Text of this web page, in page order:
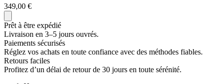
349,00 €
Prêt à être expédié
Livraison en 3–5 jours ouvrés.
Paiements sécurisés
Réglez vos achats en toute confiance avec des méthodes fiables.
Retours faciles
Profitez d’un délai de retour de 30 jours en toute sérénité.